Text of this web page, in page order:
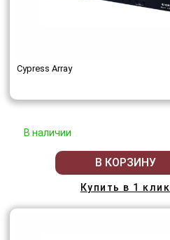
Cypress Array
В наличии
В КОРЗИНУ
Купить в 1 клик